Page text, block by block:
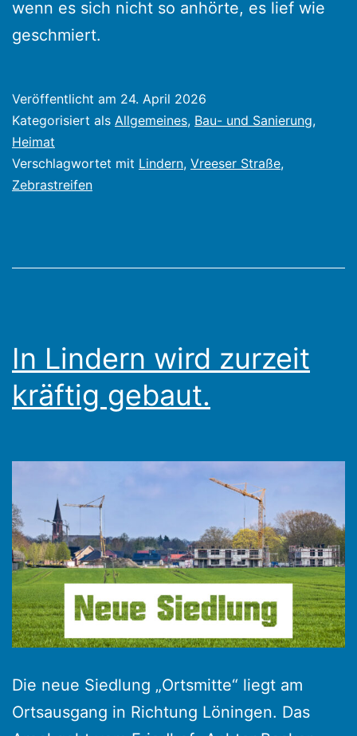
wenn es sich nicht so anhörte, es lief wie
geschmiert.
Veröffentlicht am 24. April 2026
Kategorisiert als Allgemeines, Bau- und Sanierung,
Heimat
Verschlagwortet mit Lindern, Vreeser Straße,
Zebrastreifen
In Lindern wird zurzeit
kräftig gebaut.
Die neue Siedlung „Ortsmitte“ liegt am
Ortsausgang in Richtung Löningen. Das